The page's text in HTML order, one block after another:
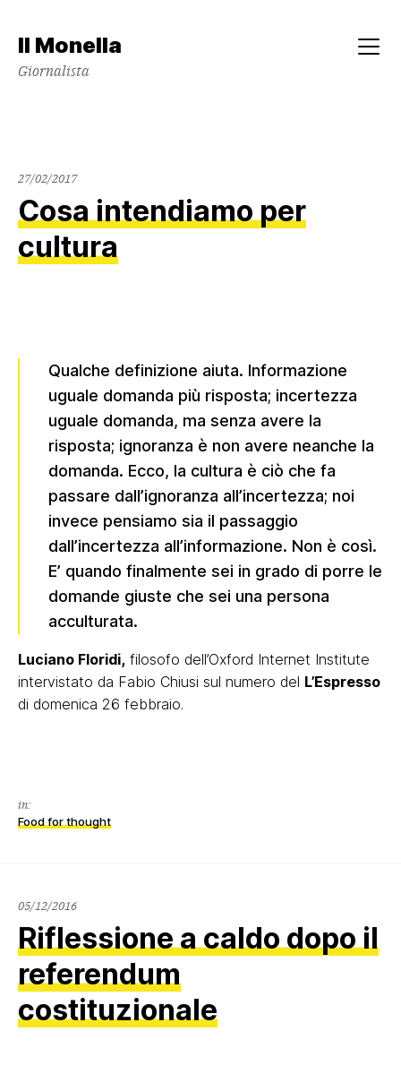
content
Il Monella
Giornalista
Menu
27/02/2017
Cosa intendiamo per
cultura
Qualche definizione aiuta. Informazione
uguale domanda più risposta; incertezza
uguale domanda, ma senza avere la
risposta; ignoranza è non avere neanche la
domanda. Ecco, la cultura è ciò che fa
passare dall’ignoranza all’incertezza; noi
invece pensiamo sia il passaggio
dall’incertezza all’informazione. Non è così.
E’ quando finalmente sei in grado di porre le
domande giuste che sei una persona
acculturata.
Luciano Floridi, filosofo dell’Oxford Internet Institute
intervistato da Fabio Chiusi sul numero del L’Espresso
di domenica 26 febbraio.
in:
Food for thought
05/12/2016
Riflessione a caldo dopo il
referendum
costituzionale